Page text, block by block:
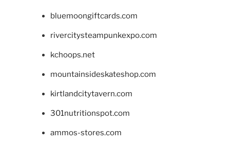
bluemoongiftcards.com
rivercitysteampunkexpo.com
kchoops.net
mountainsideskateshop.com
kirtlandcitytavern.com
301nutritionspot.com
ammos-stores.com